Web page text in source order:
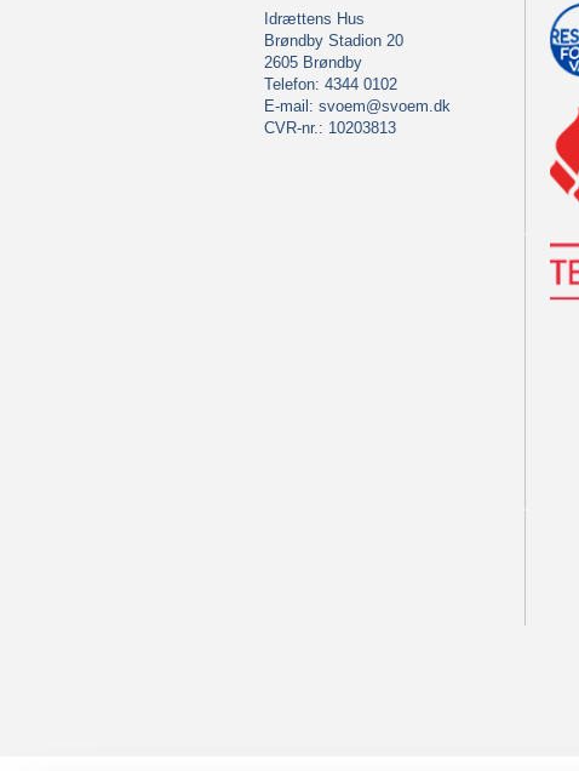
Idrættens Hus
Brøndby Stadion 20
2605 Brøndby
Telefon: 4344 0102
E-mail: svoem@svoem.dk
CVR-nr.: 10203813